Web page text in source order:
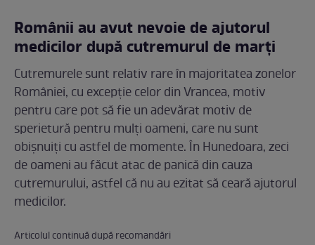
Românii au avut nevoie de ajutorul
medicilor după cutremurul de marți
Cutremurele sunt relativ rare în majoritatea zonelor
României, cu excepție celor din Vrancea, motiv
pentru care pot să fie un adevărat motiv de
sperietură pentru mulți oameni, care nu sunt
obișnuiți cu astfel de momente. În Hunedoara, zeci
de oameni au făcut atac de panică din cauza
cutremurului, astfel că nu au ezitat să ceară ajutorul
medicilor.
Articolul continuă după recomandări